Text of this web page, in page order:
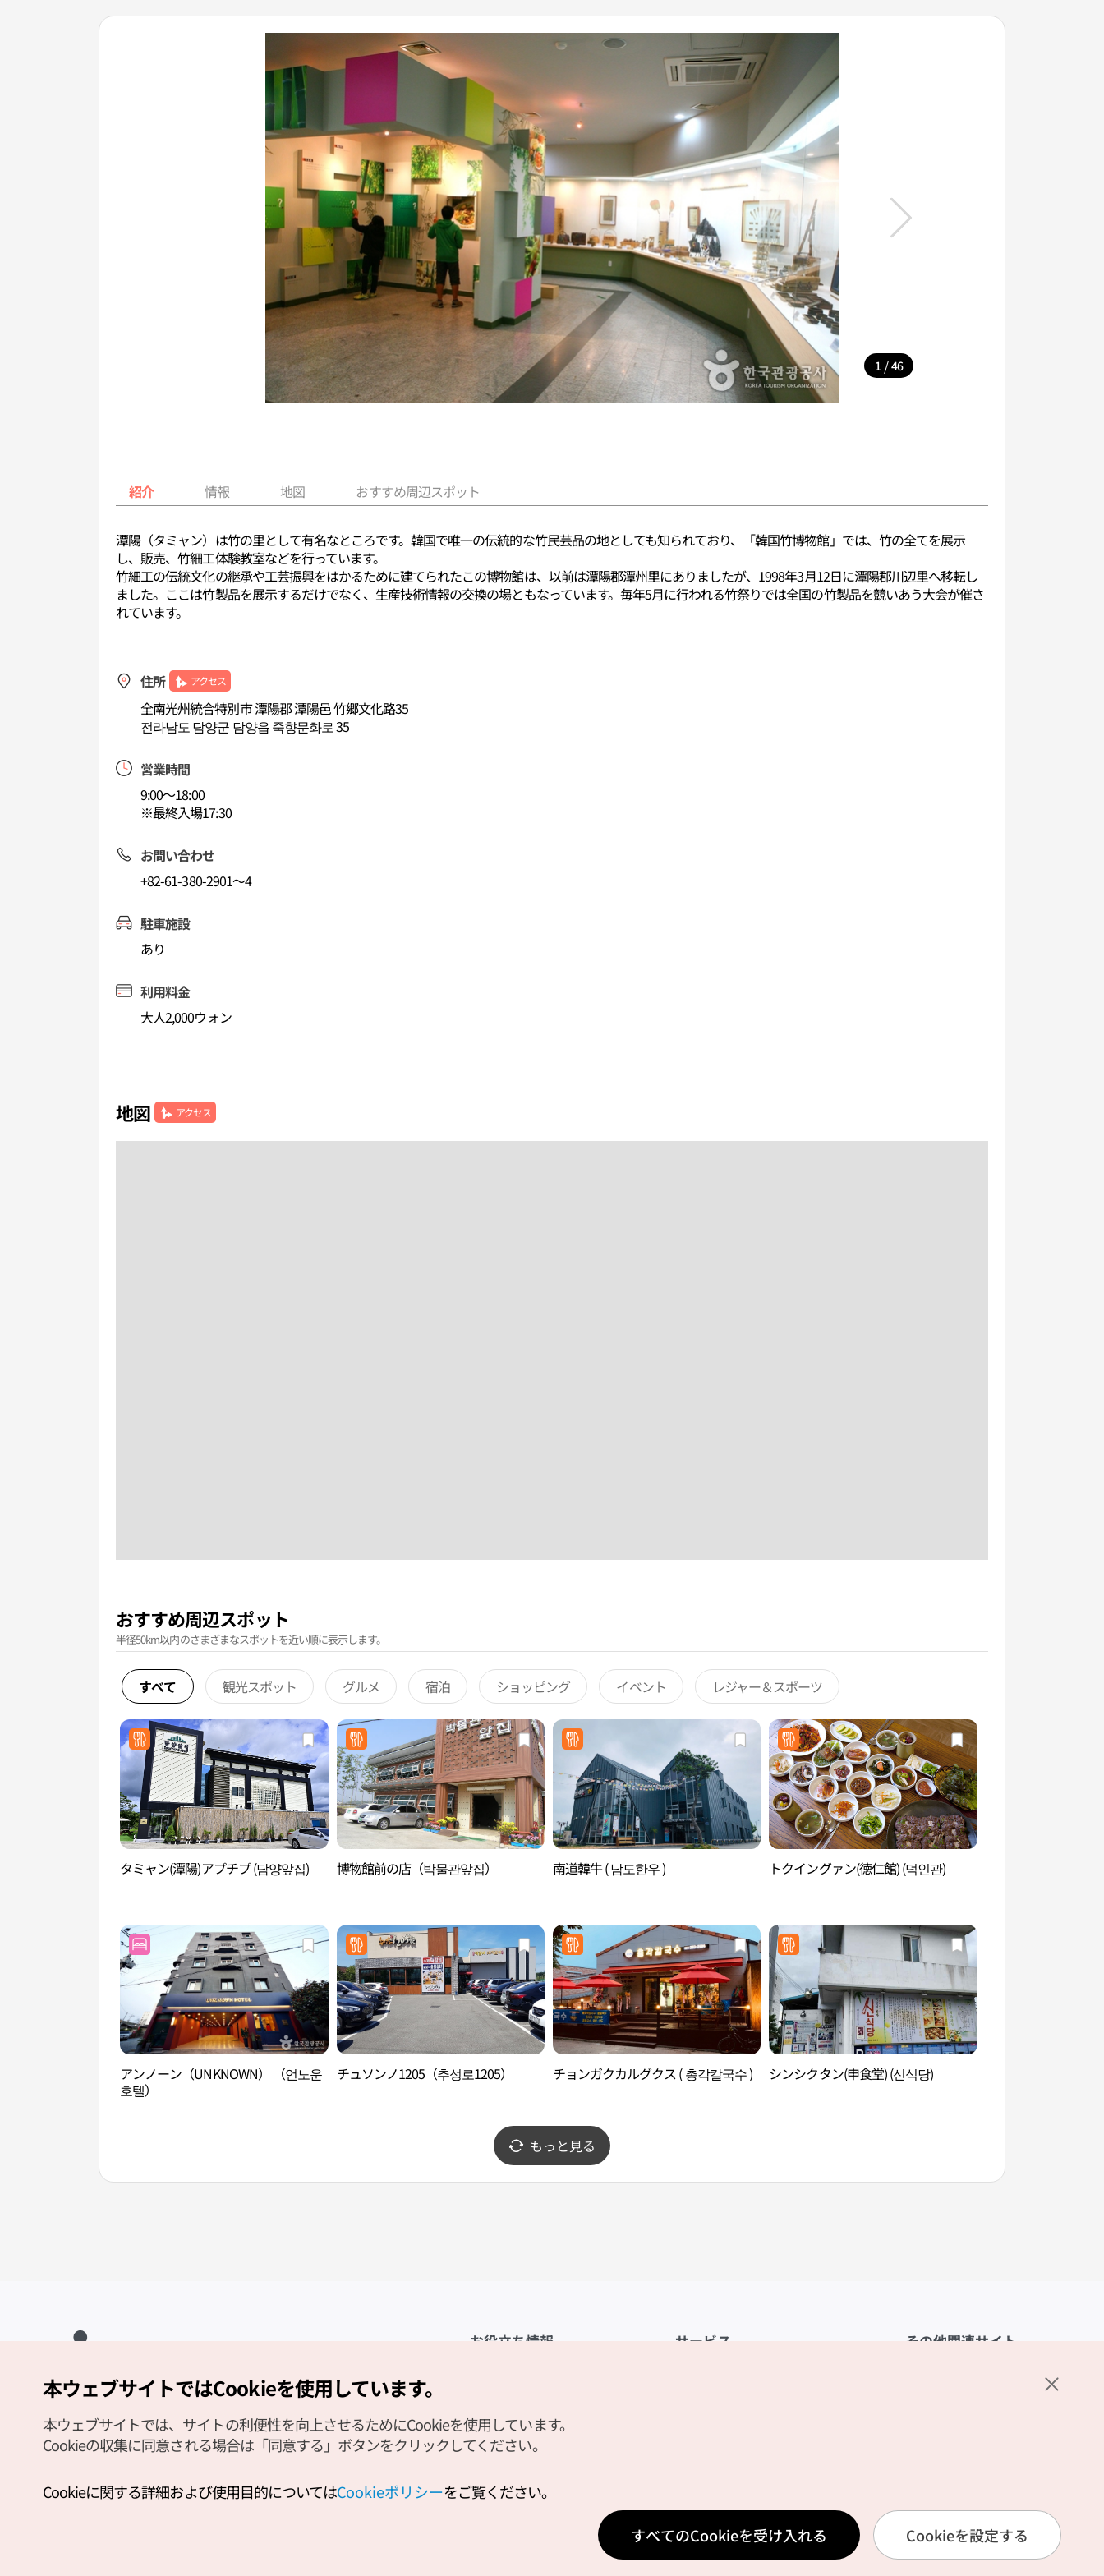
1 / 46
紹介 情報 地図 おすすめ周辺スポット
潭陽（タミャン）は竹の里として有名なところです。韓国で唯一の伝統的な竹民芸品の地としても知られており、「韓国竹博物館」では、竹の全てを展示
し、販売、竹細工体験教室などを行っています。
竹細工の伝統文化の継承や工芸振興をはかるために建てられたこの博物館は、以前は潭陽郡潭州里にありましたが、1998年3月12日に潭陽郡川辺里へ移転し
ました。ここは竹製品を展示するだけでなく、生産技術情報の交換の場ともなっています。毎年5月に行われる竹祭りでは全国の竹製品を競いあう大会が催さ
れています。
住所 アクセス
全南光州統合特別市 潭陽郡 潭陽邑 竹郷文化路35
전라남도 담양군 담양읍 죽향문화로 35
営業時間
9:00～18:00
※最終入場17:30
お問い合わせ
+82-61-380-2901～4
駐車施設
あり
利用料金
大人2,000ウォン
地図 アクセス
おすすめ周辺スポット
半径50km以内のさまざまなスポットを近い順に表示します。
すべて 観光スポット グルメ 宿泊 ショッピング イベント レジャー＆スポーツ
タミャン(潭陽)アプチプ (담양앞집) 博物館前の店（박물관앞집） 南道韓牛 ( 남도한우 ) トクイングァン(徳仁館) (덕인관)
アンノーン（UNKNOWN） （언노운
호텔）
チュソンノ1205（추성로1205） チョンガクカルグクス ( 총각칼국수 ) シンシクタン(申食堂) (신식당)
もっと見る
お役立ち情報
観光資料ダウンロード
デジタルブック／電子書籍
Odii
サービス
位置情報サービス利用規約
個人位置情報取扱いポリシー
その他関連サイト
Copyright (c) Korea Tourism Organization All Rights Reserved.
サイトエラー報告
公式メール
本ウェブサイトではCookieを使用しています。
本ウェブサイトでは、サイトの利便性を向上させるためにCookieを使用しています。
Cookieの収集に同意される場合は「同意する」ボタンをクリックしてください。
Cookieに関する詳細および使用目的についてはCookieポリシーをご覧ください。
すべてのCookieを受け入れる Cookieを設定する